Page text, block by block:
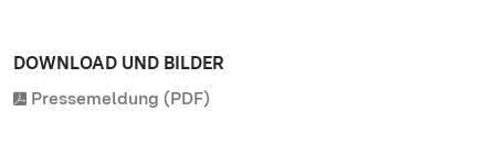
DOWNLOAD UND BILDER
Pressemeldung (PDF)